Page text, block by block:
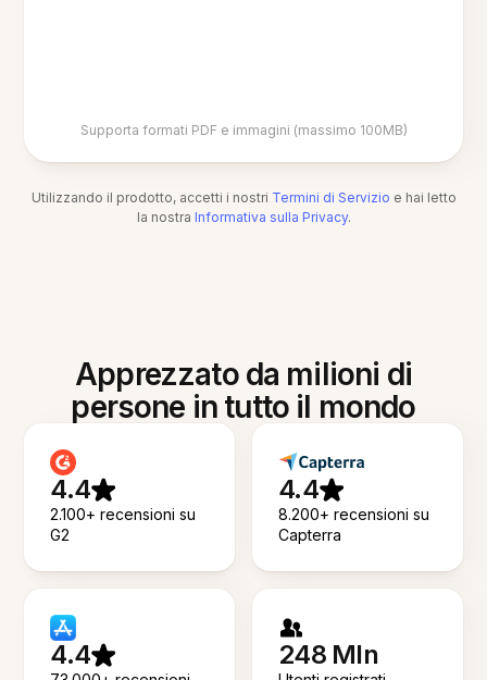
Supporta formati PDF e immagini (massimo 100MB)
Utilizzando il prodotto, accetti i nostri Termini di Servizio e hai letto
la nostra Informativa sulla Privacy.
Apprezzato da milioni di
persone in tutto il mondo
4.4
2.100+ recensioni su
G2
4.4
8.200+ recensioni su
Capterra
4.4 248 Mln